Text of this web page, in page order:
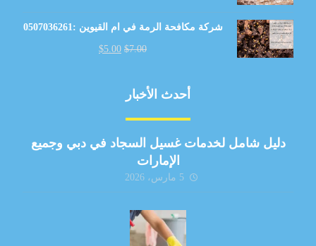
شركة مكافحة الرمة في ام القيوين :0507036261
$7.00
$5.00
أحدث الأخبار
دليل شامل لخدمات غسيل السجاد في دبي وجميع
الإمارات
5 مارس، 2026